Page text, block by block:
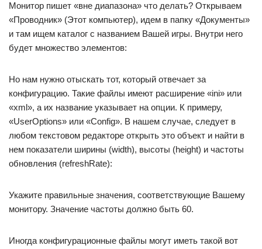
Монитор пишет «вне диапазона» что делать? Открываем
«Проводник» (Этот компьютер), идем в папку «Документы»
и там ищем каталог с названием Вашей игры. Внутри него
будет множество элементов:
Но нам нужно отыскать тот, который отвечает за
конфигурацию. Такие файлы имеют расширение «ini» или
«xml», а их название указывает на опции. К примеру,
«UserOptions» или «Config». В нашем случае, следует в
любом текстовом редакторе открыть это объект и найти в
нем показатели ширины (width), высоты (height) и частоты
обновления (refreshRate):
Укажите правильные значения, соответствующие Вашему
монитору. Значение частоты должно быть 60.
Иногда конфигурационные файлы могут иметь такой вот